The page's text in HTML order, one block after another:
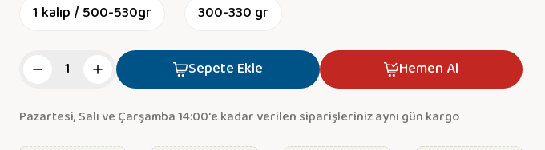
1 kalıp / 500-530gr
300-330 gr
Sepete Ekle Hemen Al
Pazartesi, Salı ve Çarşamba 14:00'e kadar verilen siparişleriniz aynı gün kargo